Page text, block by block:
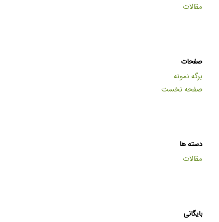
مقالات
صفحات
برگه نمونه
صفحه نخست
دسته ها
مقالات
بایگانی